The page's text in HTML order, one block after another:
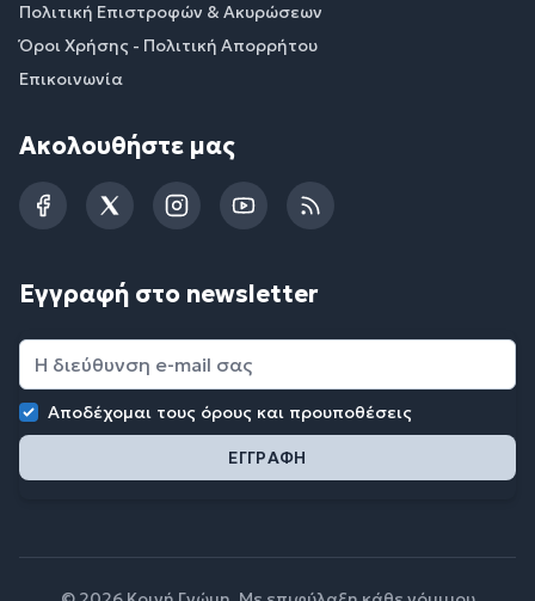
Πολιτική Επιστροφών & Ακυρώσεων
Όροι Χρήσης - Πολιτική Απορρήτου
Επικοινωνία
Ακολουθήστε μας
FacebookTwitterInstagramYouTubeRSS
Εγγραφή στο newsletter
Αποδέχομαι τους όρους και προυποθέσεις